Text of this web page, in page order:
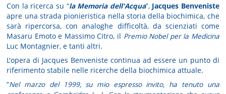
Con la ricerca su “la Memoria dell'Acqua”, Jacques Benveniste
apre una strada pionieristica nella storia della biochimica, che
sarà ripercorsa, con analoghe difficoltà, da scienziati come
Masaru Emoto e Massimo Citro, il Premio Nobel per la Medicina
Luc Montagnier, e tanti altri.
L'opera di Jacques Benveniste continua ad essere un punto di
riferimento stabile nelle ricerche della biochimica attuale.
“Nel marzo del 1999, su mio espresso invito, ha tenuto una